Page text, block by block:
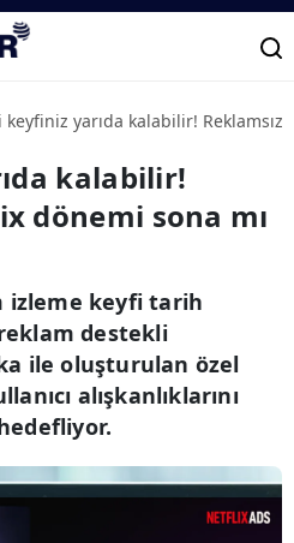
keyfiniz yarıda kalabilir!
kalabilir!
dönemi sona mı
izleme keyfi tarih
destekli
ile oluşturulan özel
alışkanlıklarını